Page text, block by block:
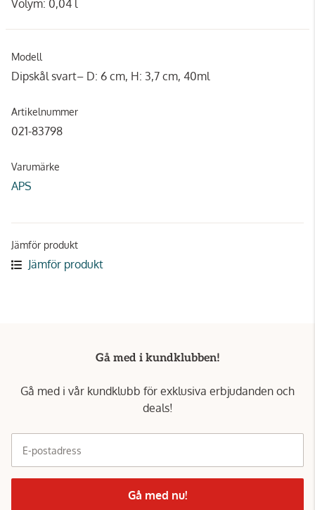
Volym: 0,04 l
Modell
Dipskål svart– D: 6 cm, H: 3,7 cm, 40ml
Artikelnummer
021-83798
Varumärke
APS
Jämför produkt
Jämför produkt
Gå med i kundklubben!
Gå med i vår kundklubb för exklusiva erbjudanden och
deals!
E-postadress
Gå med nu!